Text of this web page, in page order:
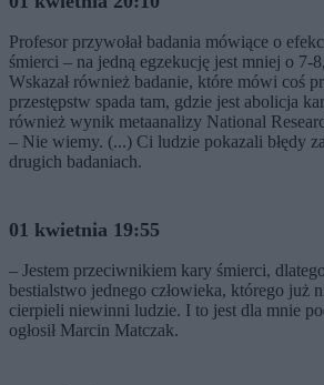
Profesor przywołał badania mówiące o
śmierci – na jedną egzekucję jest mniej o 7-
Wskazał również badanie, które mówi coś
przestępstw spada tam, gdzie jest abolicja
również wynik metaanalizy National
– Nie wiemy. (...) Ci ludzie pokazali błędy
drugich badaniach.
01 kwietnia 19:55
– Jestem przeciwnikiem kary śmierci,
bestialstwo jednego człowieka, którego już
cierpieli niewinni ludzie. I to jest dla mnie
ogłosił Marcin Matczak.